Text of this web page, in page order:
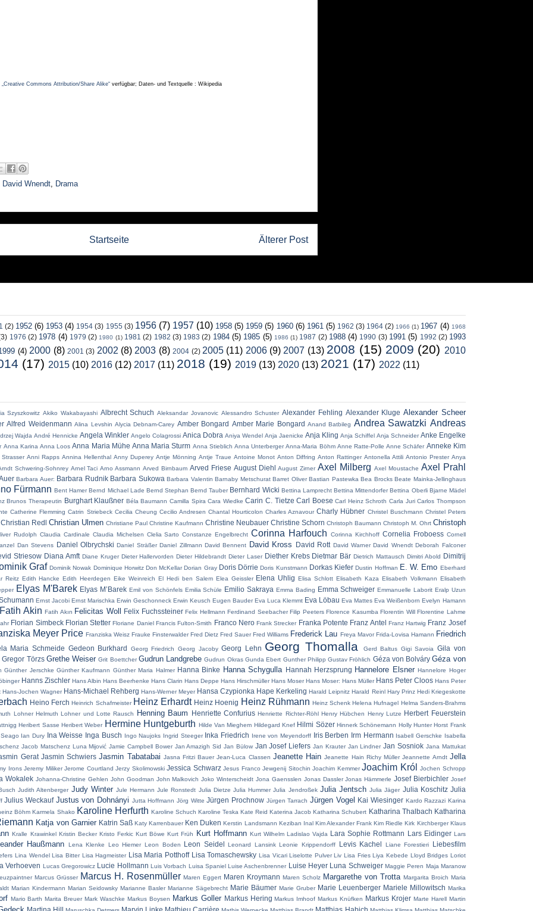
„Creative Commons Attribution/Share Alike“verfügbar; Daten- und Textquelle : Wikipedia
David Wnendt, Drama
Älterer Post
Startseite
(2) 1952 (6) 1953 (4) 1954 (3) 1955 (3) 1956 (7) 1957 (10) 1958 (5) 1959 (5) 1960 (6) 1961 (5) 1962 (3) 1964 (2) 1966 (1) 1967 (4) 1968
1976 (2) 1978 (4) 1979 (2) 1980 (1) 1981 (2) 1982 (3) 1983 (2) 1984 (5) 1985 (5) 1986 (1) 1987 (2) 1988 (4) 1990 (3) 1991 (5) 1992 (2) 1993
(4) 2000 (8) 2001 (3) 2002 (8) 2003 (8) 2004 (2) 2005 (11) 2006 (9) 2007 (13) 2008 (15) 2009 (20) 2010
(17) 2015 (10) 2016 (12) 2017 (11) 2018 (19) 2019 (13) 2020 (13) 2021 (17) 2022 (11)
Szyszkowitz Akiko Wakabayashi Albrecht Schuch Aleksandar Jovanovic Alessandro Schuster Alexander Fehling Alexander Kluge Alexander Scheer
Alfred Weidenmann Alina Levshin Alycia Debnam-Carey Amber Bongard Amber Marie Bongard Anand Batbileg Andrea Sawatzki Andreas
Wajda André Hennicke Angela Winkler Angelo Colagrossi Anica Dobra Aniya Wendel Anja Jaenicke Anja Kling Anja Schiffel Anja Schneider Anke Engelke
Anna Karina Anna Loos Anna Maria Mühe Anna Maria Sturm Anna Stieblich Anna Unterberger Anna-Maria Böhm Anne Ratte-Polle Anne Schäfer Anneke Kim
Anni Rapps Annina Hellenthal Anny Duperey Antje Mönning Antje Traue Antoine Monot Anton Diffring Anton Rattinger Antonella Attili Antonio Prester Anya
Schwering-Sohnrey Arnel Taci Arno Assmann Arved Birnbaum Arved Friese August Diehl August Zirner Axel Milberg Axel Moustache Axel Prahl
Barbara Auer: Barbara Rudnik Barbara Sukowa Barbara Valentin Barnaby Metschurat Barret Oliver Bastian Pastewka Bea Brocks Beate Mainka-Jellinghaus
Fürmann Bent Hamer Bernd Michael Lade Bernd Stephan Bernd Tauber Bernhard Wicki Bettina Lamprecht Bettina Mittendorfer Bettina Oberli Bjarne Mädel
Brunos Therapeutin Burghart Klaußner Béla Baumann Camilla Spira Cara Wiedke Carin C. Tietze Carl Boese Carl Heinz Schroth Carla Juri Carlos Thompson
Catherine Flemming Catrin Striebeck Cecilia Cheung Cecilio Andresen Chantal Hourticolon Charles Aznavour Charly Hübner Christel Buschmann Christel Peters
Christian Redl Christian Ulmen Christiane Paul Christine Kaufmann Christine Neubauer Christine Schorn Christoph Baumann Christoph M. Ohrt Christoph
Rudolph Claudia Cardinale Claudia Michelsen Clelia Sarto Constanze Engelbrecht Corinna Harfouch Corinna Kirchhoff Cornelia Froboess Cornell
Dan Stevens Daniel Olbrychski Daniel Sträßer Daniel Zillmann David Bennent David Kross David Rott David Warner David Wnendt Deborah Falconer
Striesow Diana Amft Diane Kruger Dieter Hallervorden Dieter Hildebrandt Dieter Laser Diether Krebs Dietmar Bär Dietrich Mattausch Dimitri Abold
Dimitrij
Graf Dominik Nowak Dominique Horwitz Don McKellar Dorian Gray Doris Dörrie Doris Kunstmann Dorkas Kiefer Dustin Hoffman E. W. Emo Eberhard
Reitz Edith Hancke Edith Heerdegen Eike Weinreich El Hedi ben Salem Elea Geissler Elena Uhlig Elisa Schlott Elisabeth Kaza Elisabeth Volkmann Elisabeth
Elyas M'Barek Elyas M’Barek Emil von Schönfels Emilia Schüle Emilio Sakraya Emma Bading Emma Schweiger Emmanuelle Laborit Eralp Uzun
Ernst Jacobi Ernst Marischka Erwin Geschonneck Erwin Keusch Eugen Bauder Eva Luca Klemmt Eva Löbau Eva Mattes Eva Weißenborn Evelyn Hamann
Fatih Akin Fatih Akın Felicitas Woll Felix Fuchssteiner Felix Hellmann Ferdinand Seebacher Filip Peeters Florence Kasumba Florentin Will Florentine Lahme
Florian Simbeck Florian Stetter Floriane Daniel Francis Fulton-Smith Franco Nero Frank Strecker Franka Potente Franz Antel Franz Hartwig Franz Josef
Meyer Price Franziska Weisz Frauke Finsterwalder Fred Dietz Fred Sauer Fred Williams Frederick Lau Freya Mavor Frida-Lovisa Hamann Friedrich
Maria Schmeide Gedeon Burkhard Georg Friedrich Georg Jacoby Georg Lehn Georg Thomalla Gerd Baltus Gigi Savoia
Gila von
Gregor Törzs Grethe Weiser Grit Boettcher Gudrun Landgrebe Gudrun Okras Gunda Ebert Gunther Philipp Gustav Fröhlich Géza von Bolváry Géza von
Günther Jerschke Günther Kaufmann Günther Maria Halmer Hanna Binke Hanna Schygulla Hannah Herzsprung Hannelore Elsner Hannelore Hoger
Hanns Zischler Hans Albin Hans Beerhenke Hans Clarin Hans Deppe Hans Hirschmüller Hans Moser Hans Moser: Hans Müller Hans Peter Cloos Hans Peter
Hans-Jochen Wagner Hans-Michael Rehberg Hans-Werner Meyer Hansa Czypionka Hape Kerkeling Harald Leipnitz Harald Reinl Hary Prinz Hedi Kriegeskotte
Heino Ferch Heinrich Schafmeister Heinz Erhardt Heinz Hoenig Heinz Rühmann Heinz Schenk Helena Hufnagel Helma Sanders-Brahms
Lohner Helmuth Lohner und Lotte Rausch Henning Baum Henriette Confurius Henriette Richter-Röhl Henry Hübchen Henry Lutze Herbert Feuerstein
Heribert Sasse Heribert Weber Hermine Huntgeburth Hilde Van Mieghem Hildegard Knef Hilmi Sözer Hinnerk Schönemann Holly Hunter Horst Frank
Ian Dury Ina Weisse Inga Busch Ingo Naujoks Ingrid Steeger Inka Friedrich Irene von Meyendorff Iris Berben Irm Hermann Isabell Gerschke Isabella
Jacob Matschenz Luna Mijović Jamie Campbell Bower Jan Amazigh Sid Jan Bülow Jan Josef Liefers Jan Krauter Jan Lindner Jan Sosniok Jana Mattukat
Gerat Jasmin Schwiers Jasmin Tabatabai Jasna Fritzi Bauer Jean-Luca Classen Jeanette Hain Jeanette Hain Richy Müller Jeannette Arndt Jella
Irons Jeremy Miliker Jerome Courtland Jerzy Skolimowski Jessica Schwarz Jesus Franco Jewgenij Sitochin Joachim Kemmer Joachim Król
Jochen Schropp
Wokalek Johanna-Christine Gehlen John Goodman John Malkovich Joko Winterscheidt Jona Gaensslen Jonas Dassler Jonas Hämmerle Josef Bierbichler Josef
Judith Altenberger Judy Winter Jule Hermann Jule Ronstedt Julia Dietze Julia Hummer Julia Jendroßek Julia Jentsch Julia Jäger Julia Koschitz Julia
Julius Weckauf Justus von Dohnányi Jutta Hoffmann Jörg Witte Jürgen Prochnow Jürgen Tarrach Jürgen Vogel Kai Wiesinger Kardo Razzazi Karina
Böhm Karmela Shako Karoline Herfurth Karoline Schuch Karoline Teska Kate Reid Katerina Jacob Katharina Schubert Katharina Thalbach Katharina
Katja von Garnier Katrin Saß Katy Karrenbauer Ken Duken Kerstin Landsmann Keziban Inal Kim Alexander Frank Kim Riedle Kirk Kirchberger Klaus
Kralle Krawinkel Kristin Becker Kristo Ferkic Kurt Böwe Kurt Früh Kurt Hoffmann Kurt Wilhelm Ladislao Vajda Lara Sophie Rottmann Lars Eidinger Lars
Haußmann Lena Klenke Leo Hiemer Leon Boden Leon Seidel Leonard Lansink Leonie Krippendorff Levis Kachel Liane Forestieri
Liebesfilm
Lina Wendel Lisa Bitter Lisa Hagmeister Lisa Maria Potthoff Lisa Tomaschewsky Lisa Vicari Liselotte Pulver Liv Lisa Fries Liya Kebede Lloyd Bridges Loriot
Verhoeven Lucas Gregorowicz Lucie Hollmann Luis Vorbach Luisa Spaniel Luise Aschenbrenner Luise Heyer Luna Schweiger Maggie Peren Maja Maranow
Marcus Grüsser Marcus H. Rosenmüller Maren Eggert Maren Kroymann Maren Scholz Margarethe von Trotta Margarita Broich Maria
Marian Kindermann Marian Seidowsky Marianne Basler Marianne Sägebrecht Marie Bäumer Marie Gruber Marie Leuenberger Mariele Millowitsch Marika
Mario Barth Marita Breuer Mark Waschke Markus Boysen Markus Goller Markus Hering Markus Imhoof Markus Knüfken Markus Krojer Marte Harell Martin